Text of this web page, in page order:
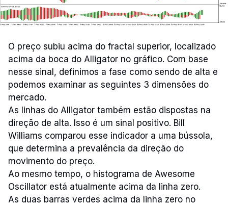
O preço subiu acima do fractal superior, localizado
acima da boca do Alligator no gráfico. Com base
nesse sinal, definimos a fase como sendo de alta e
podemos examinar as seguintes 3 dimensões do
mercado.
As linhas do Alligator também estão dispostas na
direção de alta. Isso é um sinal positivo. Bill
Williams comparou esse indicador a uma bússola,
que determina a prevalência da direção do
movimento do preço.
Ao mesmo tempo, o histograma de Awesome
Oscillator está atualmente acima da linha zero.
As duas barras verdes acima da linha zero no